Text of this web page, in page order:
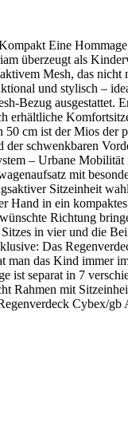
Eine
überzeugt als
Mesh, das
und stylisch –
Bezug ausgestattet.
erhältliche
cm ist der Mios der
schwenkbaren
– Urbane
mit
Sitzeinheit
in ein
Richtung
in vier und die
Das
man das Kind
separat in 7
Rahmen mit
Cybex/gb